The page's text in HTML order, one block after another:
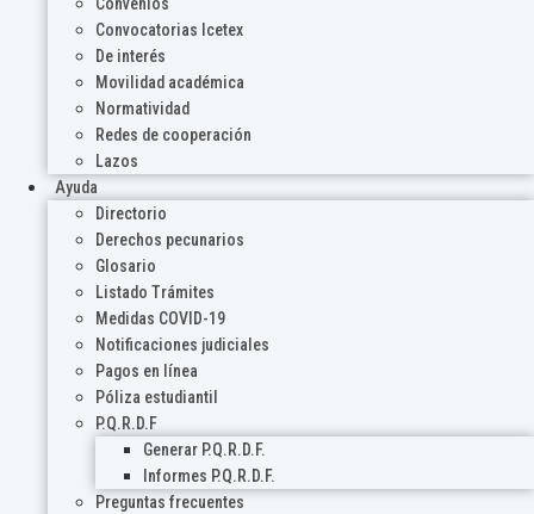
Convenios
Convocatorias Icetex
De interés
Movilidad académica
Normatividad
Redes de cooperación
Lazos
Ayuda
Directorio
Derechos pecunarios
Glosario
Listado Trámites
Medidas COVID-19
Notificaciones judiciales
Pagos en línea
Póliza estudiantil
P.Q.R.D.F
Generar P.Q.R.D.F.
Informes P.Q.R.D.F.
Preguntas frecuentes